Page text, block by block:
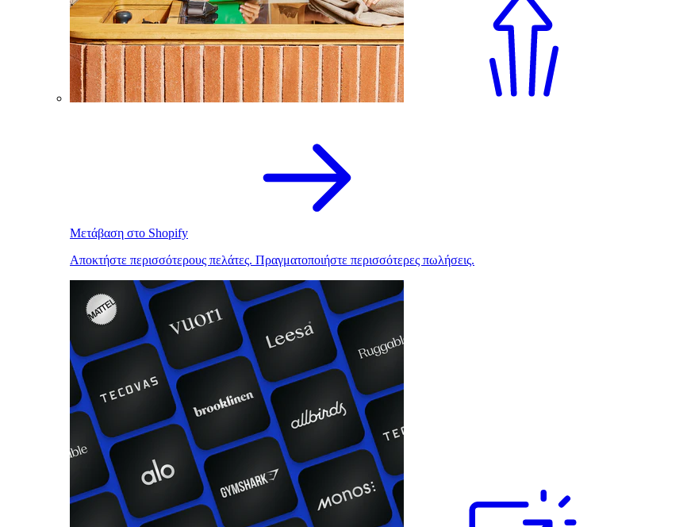
Μετάβαση στο Shopify
Αποκτήστε περισσότερους πελάτες. Πραγματοποιήστε περισσότερες πωλήσεις.